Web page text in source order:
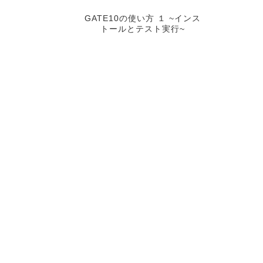
GATE10の使い方 １ ~インス
トールとテスト実行~